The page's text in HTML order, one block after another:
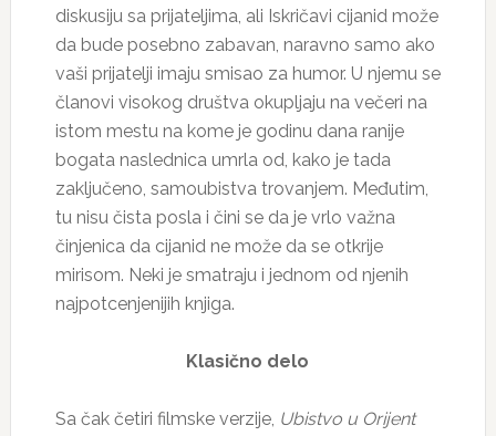
diskusiju sa prijateljima, ali Iskričavi cijanid može
da bude posebno zabavan, naravno samo ako
vaši prijatelji imaju smisao za humor. U njemu se
članovi visokog društva okupljaju na večeri na
istom mestu na kome je godinu dana ranije
bogata naslednica umrla od, kako je tada
zaključeno, samoubistva trovanjem. Međutim,
tu nisu čista posla i čini se da je vrlo važna
činjenica da cijanid ne može da se otkrije
mirisom. Neki je smatraju i jednom od njenih
najpotcenjenijih knjiga.
Klasično delo
Sa čak četiri filmske verzije, Ubistvo u Orijent